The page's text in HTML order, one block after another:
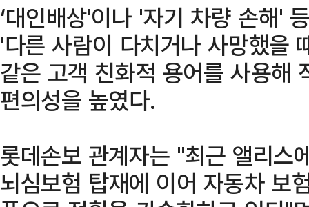
‘대인배상'이나 '자기 차량 손해'
'다른 사람이 다치거나 사망했을
같은 고객 친화적 용어를 사용해
편의성을 높였다.
롯데손보 관계자는 "최근 앨리스
뇌심보험 탑재에 이어 자동차 보